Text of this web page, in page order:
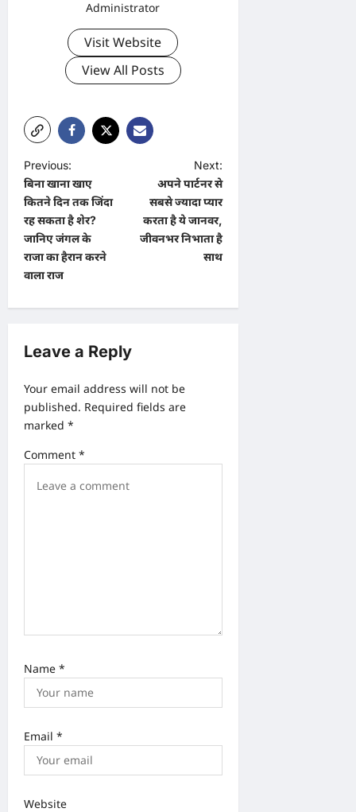
Administrator
Visit Website
View All Posts
P
o
s
t
n
a
t
o
Previous:
बिना खाना खाए
कितने दिन तक जिंदा
रह सकता है शेर?
जानिए जंगल के
राजा का हैरान करने
वाला राज
Next:
अपने पार्टनर से
सबसे ज्यादा प्यार
करता है ये जानवर,
जीवनभर निभाता है
साथ
Leave a Reply
Your email address will not be
published. Required fields are
marked *
Comment *
Name *
Email *
Website